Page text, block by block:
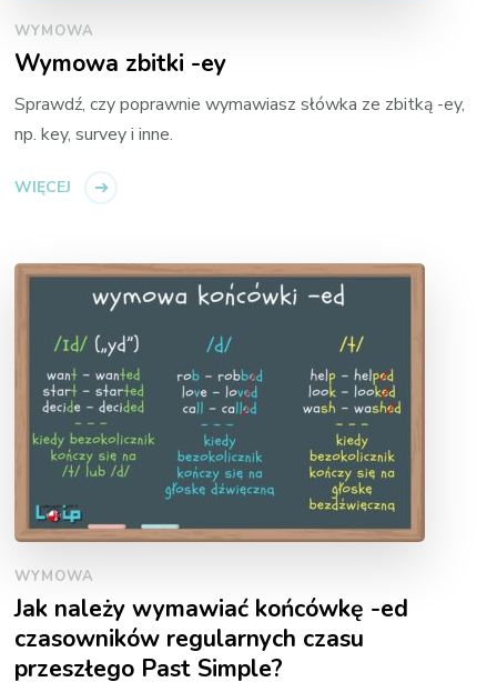
WYMOWA
Wymowa zbitki -ey
Sprawdź, czy poprawnie wymawiasz słówka ze zbitką -ey,
np. key, survey i inne.
WIĘCEJ
WYMOWA
Jak należy wymawiać końcówkę -ed
czasowników regularnych czasu
przeszłego Past Simple?